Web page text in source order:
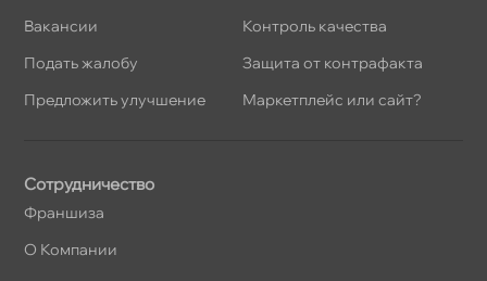
акансии
Подать жалобу
Предложить улучшение
Контроль качества
Защита от контрафакта
Маркетплейс или сайт?
Сотрудничество
Франшиза
О Компании